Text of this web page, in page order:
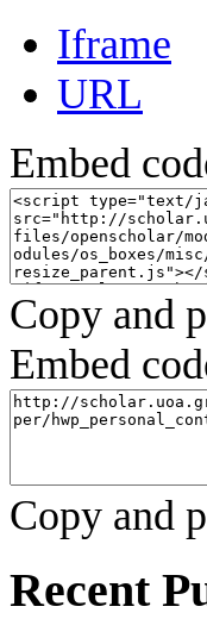
Iframe
URL
Embed
Copy and
Embed
Copy and
Recent